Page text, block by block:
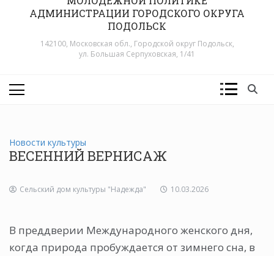
АДМИНИСТРАЦИИ ГОРОДСКОГО ОКРУГА
ПОДОЛЬСК
142100, Московская обл., Городской округ Подольск,
ул. Большая Серпуховская, 1/41
Новости культуры
ВЕСЕННИЙ ВЕРНИСАЖ
Сельский дом культуры "Надежда" 10.03.2026
В преддверии Международного женского дня,
когда природа пробуждается от зимнего сна, в